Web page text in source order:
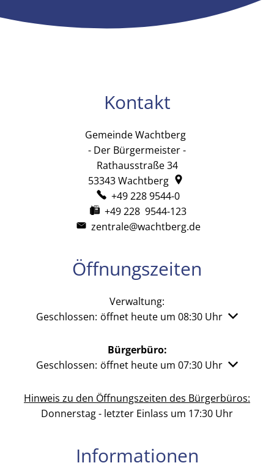
Kontakt
Gemeinde Wachtberg
- Der Bürgermeister -
Rathausstraße 34
53343Wachtberg
+49 228 9544-0
+49 228 9544-123
zentrale@wachtberg.de
Öffnungszeiten
Verwaltung:
Klicken, um weitere Öffnungs- oder Schließzeiten
Geschlossen: öffnet heute um 08:30 Uhr
Bürgerbüro:
Klicken, um weitere Öffnungs- oder Schließzeiten
Geschlossen: öffnet heute um 07:30 Uhr
Hinweis zu den Öffnungszeiten des Bürgerbüros:
Donnerstag - letzter Einlass um 17:30 Uhr
Informationen